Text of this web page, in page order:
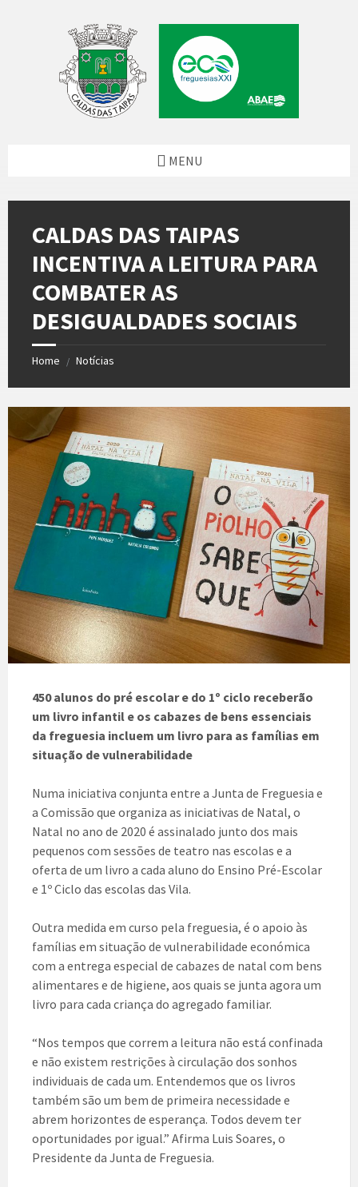
MENU
CALDAS DAS TAIPAS
INCENTIVA A LEITURA PARA
COMBATER AS
DESIGUALDADES SOCIAIS
Home / Notícias
450 alunos do pré escolar e do 1º ciclo receberão
um livro infantil e os cabazes de bens essenciais
da freguesia incluem um livro para as famílias em
situação de vulnerabilidade
Numa iniciativa conjunta entre a Junta de Freguesia e
a Comissão que organiza as iniciativas de Natal, o
Natal no ano de 2020 é assinalado junto dos mais
pequenos com sessões de teatro nas escolas e a
oferta de um livro a cada aluno do Ensino Pré-Escolar
e 1º Ciclo das escolas das Vila.
Outra medida em curso pela freguesia, é o apoio às
famílias em situação de vulnerabilidade económica
com a entrega especial de cabazes de natal com bens
alimentares e de higiene, aos quais se junta agora um
livro para cada criança do agregado familiar.
“Nos tempos que correm a leitura não está confinada
e não existem restrições à circulação dos sonhos
individuais de cada um. Entendemos que os livros
também são um bem de primeira necessidade e
abrem horizontes de esperança. Todos devem ter
oportunidades por igual.” Afirma Luis Soares, o
Presidente da Junta de Freguesia.